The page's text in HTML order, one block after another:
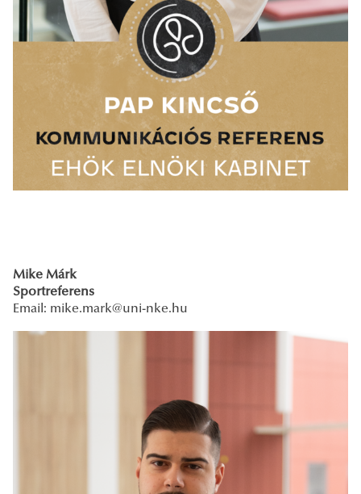
Mike Márk
Sportreferens
Email: mike.mark@uni-nke.hu